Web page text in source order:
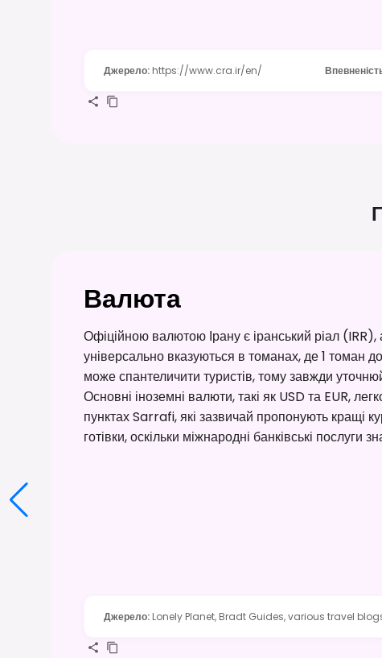
Джерело: https://www.cra.ir/en/
Валюта
Офіційною валютою Ірану є іранський ріал
універсально вказуються в томанах, де 1 томан
може спантеличити туристів, тому завжди
Основні іноземні валюти, такі як USD та EUR,
пунктах Sarrafi, які зазвичай пропонують кращі
готівки, оскільки міжнародні банківські послуги
Джерело: Lonely Planet, Bradt Guides, various travel